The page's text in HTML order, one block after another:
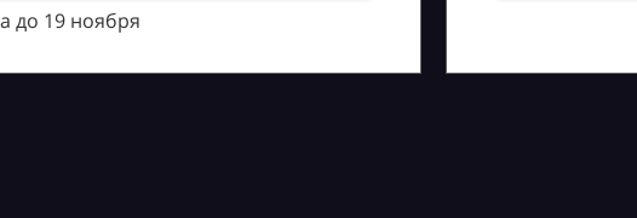
до 19 ноября